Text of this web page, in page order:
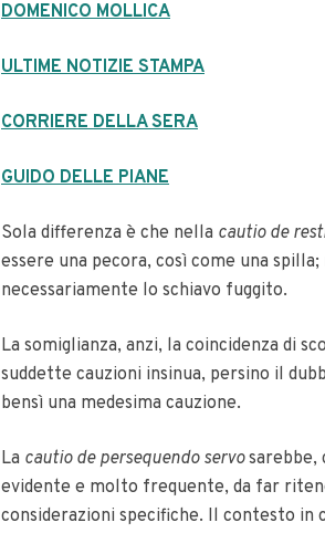
DOMENICO MOLLICA
ULTIME NOTIZIE STAMPA
CORRIERE DELLA SERA
GUIDO DELLE PIANE
Sola differenza è che nella cautio de
essere una pecora, così come una spilla;
necessariamente lo schiavo fuggito.
La somiglianza, anzi, la coincidenza di
suddette cauzioni insinua, persino il
bensì una medesima cauzione.
La cautio de persequendo servosarebbe,
evidente e molto frequente, da far
considerazioni specifiche. Il contesto in